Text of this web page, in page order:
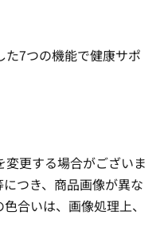
7つの機能で健康サポ
更する場合がございま
つき、商品画像が異な
合いは、画像処理上、